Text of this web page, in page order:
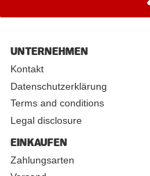
UNTERNEHMEN
Kontakt
Datenschutzerklärung
Terms and conditions
Legal disclosure
EINKAUFEN
Zahlungsarten